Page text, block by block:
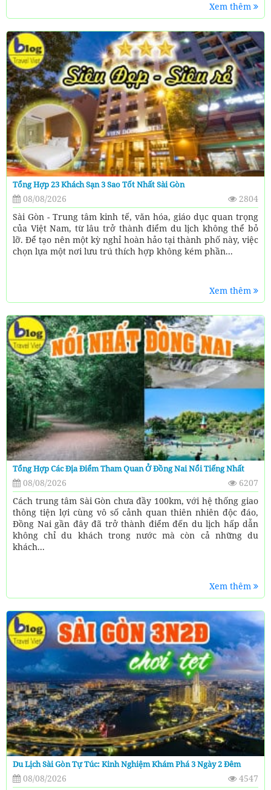
Xem thêm
Tổng Hợp 23 Khách Sạn 3 Sao Tốt Nhất Sài Gòn
08/08/2026
2804
Sài Gòn - Trung tâm kinh tế, văn hóa, giáo dục quan trọng
của Việt Nam, từ lâu trở thành điểm du lịch không thể bỏ
lỡ. Để tạo nên một kỳ nghỉ hoàn hảo tại thành phố này, việc
chọn lựa một nơi lưu trú thích hợp không kém phần...
Xem thêm
Tổng Hợp Các Địa Điểm Tham Quan Ở Đồng Nai Nổi Tiếng Nhất
08/08/2026
6207
Cách trung tâm Sài Gòn chưa đầy 100km, với hệ thống giao
thông tiện lợi cùng vô số cảnh quan thiên nhiên độc đáo,
Đồng Nai gần đây đã trở thành điểm đến du lịch hấp dẫn
không chỉ du khách trong nước mà còn cả những du
khách...
Xem thêm
Du Lịch Sài Gòn Tự Túc: Kinh Nghiệm Khám Phá 3 Ngày 2 Đêm
08/08/2026
4547